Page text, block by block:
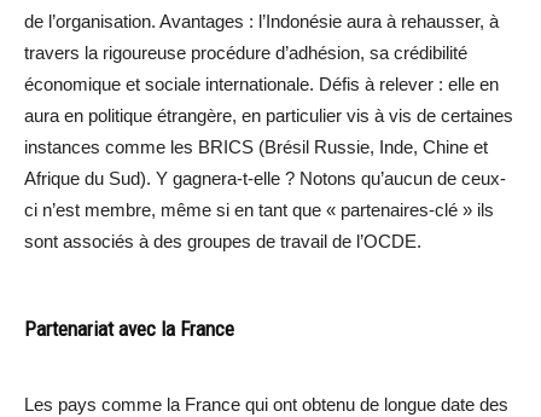
de l’organisation. Avantages : l’Indonésie aura à rehausser, à
travers la rigoureuse procédure d’adhésion, sa crédibilité
économique et sociale internationale. Défis à relever : elle en
aura en politique étrangère, en particulier vis à vis de certaines
instances comme les BRICS (Brésil Russie, Inde, Chine et
Afrique du Sud). Y gagnera-t-elle ? Notons qu’aucun de ceux-
ci n’est membre, même si en tant que « partenaires-clé » ils
sont associés à des groupes de travail de l’OCDE.
Partenariat avec la France
Les pays comme la France qui ont obtenu de longue date des